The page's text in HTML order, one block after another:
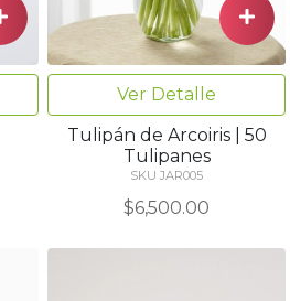
Ver Detalle
Tulipán de Arcoiris | 50
Tulipanes
SKU JAR005
$6,500.00